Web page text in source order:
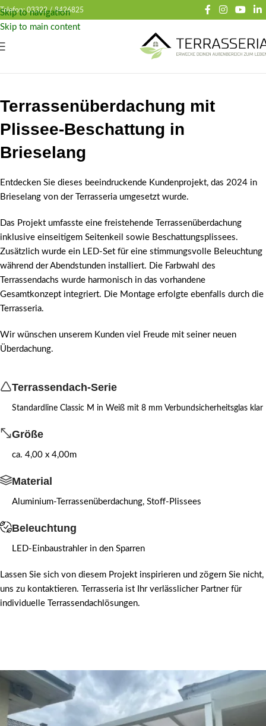
Skip to navigation
Skip to main content
Telefon: 03322 /8426825
Terrassenüberdachung mit
Plissee-Beschattung in
Brieselang
Entdecken Sie dieses beeindruckende Kundenprojekt, das 2024 in
Brieselang von der Terrasseria umgesetzt wurde.
Das Projekt umfasste eine freistehende Terrassenüberdachung
inklusive einseitigem Seitenkeil sowie Beschattungsplissees.
Zusätzlich wurde ein LED-Set für eine stimmungsvolle Beleuchtung
während der Abendstunden installiert. Die Farbwahl des
Terrassendachs wurde harmonisch in das vorhandene
Gesamtkonzept integriert. Die Montage erfolgte ebenfalls durch die
Terrasseria.
Wir wünschen unserem Kunden viel Freude mit seiner neuen
Überdachung.
Terrassendach-Serie
Standardline Classic M in Weiß mit 8 mm Verbundsicherheitsglas klar
Größe
ca. 4,00 x 4,00m
Material
Aluminium-Terrassenüberdachung, Stoff-Plissees
Beleuchtung
LED-Einbaustrahler in den Sparren
Lassen Sie sich von diesem Projekt inspirieren und zögern Sie nicht,
uns zu kontaktieren. Terrasseria ist Ihr verlässlicher Partner für
individuelle Terrassendachlösungen.